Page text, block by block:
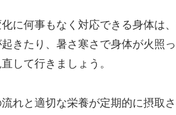
に何事もなく対応できる身体は
きたり、暑さ寒さで身体が火照
して行きましょう。
れと適切な栄養が定期的に摂取